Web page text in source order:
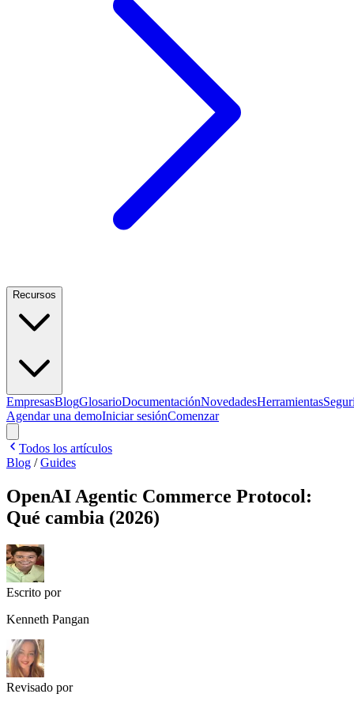
Recursos
EmpresasBlogGlosarioDocumentaciónNovedadesHerramientas
Agendar una demoIniciar sesiónComenzar
Todos los artículos
Blog /Guides
OpenAI Agentic Commerce Protocol:
Qué cambia (2026)
Escrito por
Kenneth Pangan
Revisado por